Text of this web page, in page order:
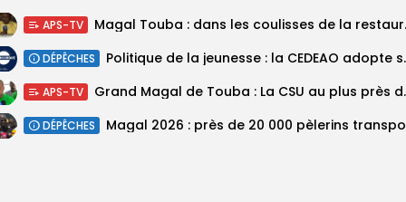
APS-TV Magal
DÉPÊCHES Politique de la
APS-TV Grand
DÉPÊCHES